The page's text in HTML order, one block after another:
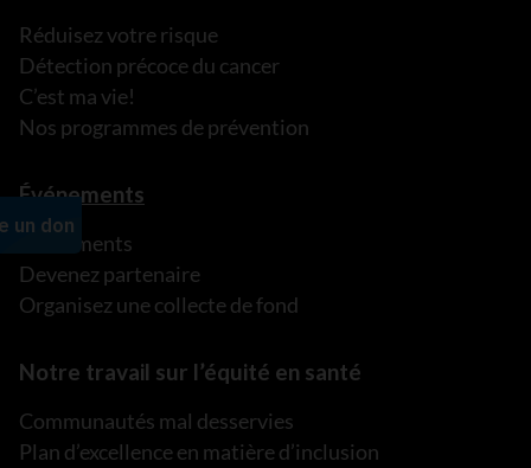
Réduisez votre risque
Détection précoce du cancer
C’est ma vie!
Nos programmes de prévention
Événements
Événements
Devenez partenaire
Organisez une collecte de fond
Notre travail sur l’équité en santé
Communautés mal desservies
Plan d’excellence en matière d’inclusion